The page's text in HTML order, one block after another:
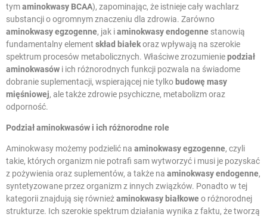
tymaminokwasy BCAA), zapominając, że istnieje cały wachlarz
substancji o ogromnym znaczeniu dla zdrowia. Zarówno
aminokwasy egzogenne, jak iaminokwasy endogenne stanowią
fundamentalny element skład białekoraz wpływają na szerokie
spektrum procesów metabolicznych. Właściwe zrozumieniepodział
aminokwasów i ich różnorodnych funkcji pozwala na świadome
dobranie suplementacji, wspierającej nie tylko budowę masy
mięśniowej, ale także zdrowie psychiczne, metabolizm oraz
odporność.
Podział aminokwasów i ich różnorodne role
Aminokwasy możemy podzielić na aminokwasy egzogenne, czyli
takie, których organizm nie potrafi sam wytworzyć i musi je pozyskać
z pożywienia oraz suplementów, a także na aminokwasy endogenne,
syntetyzowane przez organizm z innych związków. Ponadto w tej
kategorii znajdują się równieżaminokwasy białkoweo różnorodnej
strukturze. Ich szerokie spektrum działania wynika z faktu, że tworzą